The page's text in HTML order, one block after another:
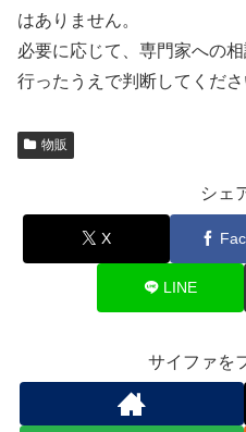
はありません。
必要に応じて、専門家への
行ったうえで判断してくださ
物販
シェ
X
LINE
サイファを